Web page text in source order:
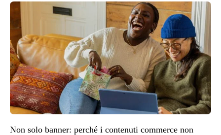
Non solo banner: perché i contenuti commerce non